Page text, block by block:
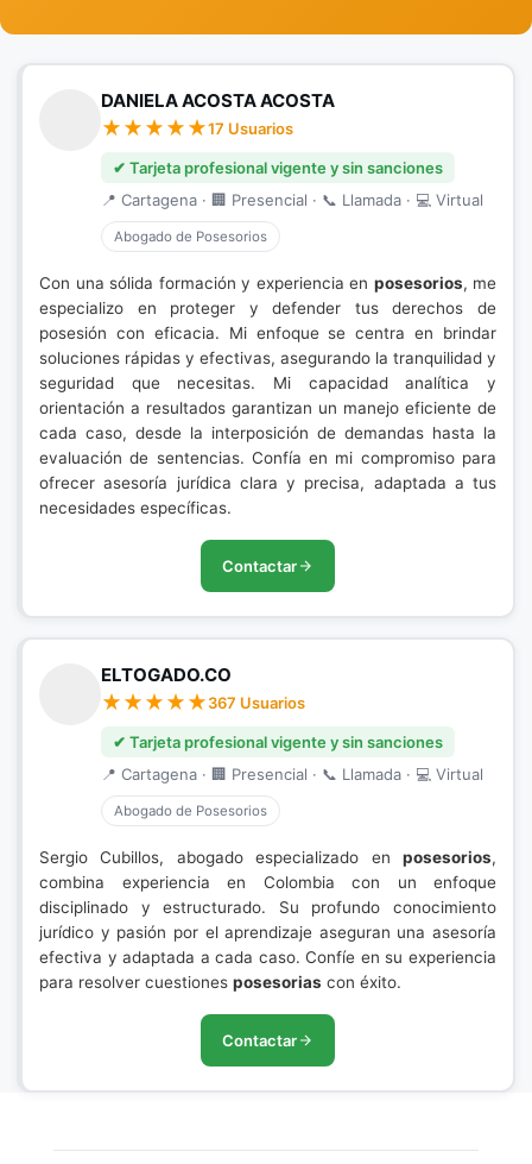
DANIELA ACOSTA ACOSTA
17 Usuarios
✔ Tarjeta profesional vigente y sin sanciones
📍 Cartagena · 🏢 Presencial · 📞 Llamada · 💻 Virtual
Abogado de Posesorios
Con una sólida formación y experiencia en posesorios, me
especializo en proteger y defender tus derechos de
posesión con eficacia. Mi enfoque se centra en brindar
soluciones rápidas y efectivas, asegurando la tranquilidad y
seguridad que necesitas. Mi capacidad analítica y
orientación a resultados garantizan un manejo eficiente de
cada caso, desde la interposición de demandas hasta la
evaluación de sentencias. Confía en mi compromiso para
ofrecer asesoría jurídica clara y precisa, adaptada a tus
necesidades específicas.
Contactar
ELTOGADO.CO
367 Usuarios
✔ Tarjeta profesional vigente y sin sanciones
📍 Cartagena · 🏢 Presencial · 📞 Llamada · 💻 Virtual
Abogado de Posesorios
Sergio Cubillos, abogado especializado en posesorios,
combina experiencia en Colombia con un enfoque
disciplinado y estructurado. Su profundo conocimiento
jurídico y pasión por el aprendizaje aseguran una asesoría
efectiva y adaptada a cada caso. Confíe en su experiencia
para resolver cuestiones posesorias con éxito.
Contactar